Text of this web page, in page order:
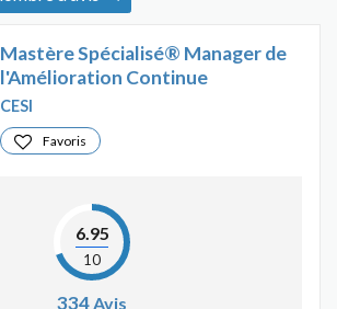
Mastère Spécialisé® Manager de
l'Amélioration Continue
CESI
Favoris
6.95
10
334Avis